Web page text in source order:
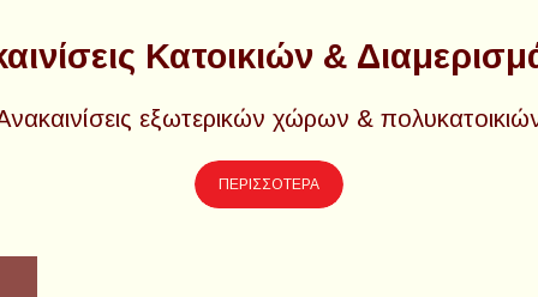
Κατοικιών &
εξωτερικών χώρων &
ΠΕΡΙΣΣΟΤΕΡΑ